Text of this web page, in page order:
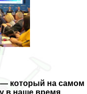
который на самом
в наше время